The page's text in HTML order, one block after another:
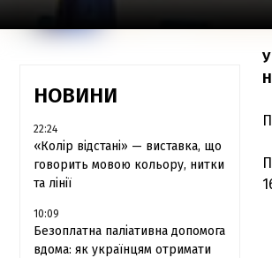
НОВИНИ
22:24
«Колір відстані» — виставка, що
говорить мовою кольору, нитки
та лінії
10:09
Безоплатна паліативна допомога
вдома: як українцям отримати